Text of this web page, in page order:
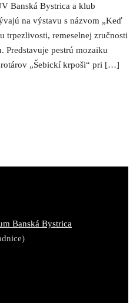
Banská Bystrica a klub
na výstavu s názvom „Keď
trpezlivosti, remeselnej zručnosti
Predstavuje pestrú mozaiku
„Šebickí krpoši“ pri […]
Banská Bystrica